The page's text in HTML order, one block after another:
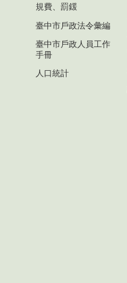
規費、罰鍰
臺中市戶政法令彙編
臺中市戶政人員工作
手冊
人口統計